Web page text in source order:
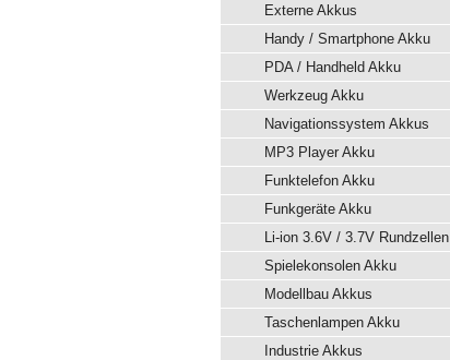
Externe Akkus
Handy / Smartphone Akku
PDA / Handheld Akku
Werkzeug Akku
Navigationssystem Akkus
MP3 Player Akku
Funktelefon Akku
Funkgeräte Akku
Li-ion 3.6V / 3.7V Rundzellen
Spielekonsolen Akku
Modellbau Akkus
Taschenlampen Akku
Industrie Akkus